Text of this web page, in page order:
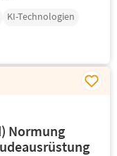
KI-Technologien
Normung